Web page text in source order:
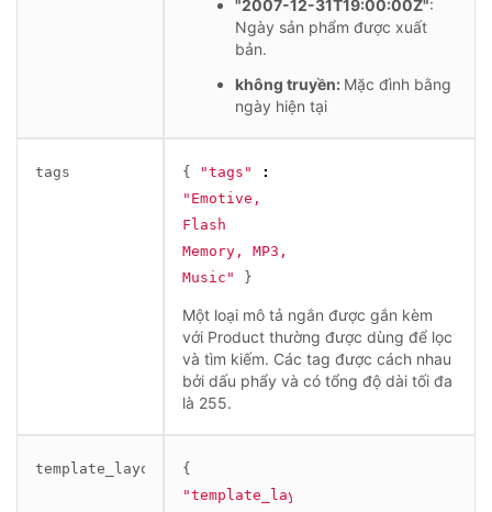
"2007-12-31T19:00:00Z":
Ngày sản phẩm được xuất
bản.
không truyền: Mặc đình bằng
ngày hiện tại
tags { "tags"
:
"Emotive,
Flash
Memory, MP3,
Music"
}
Một loại mô tả ngắn được gắn kèm
với Product thường được dùng để lọc
và tìm kiếm. Các tag được cách nhau
bởi dấu phẩy và có tổng độ dài tối đa
là 255.
template_layout
{
"template_layout"